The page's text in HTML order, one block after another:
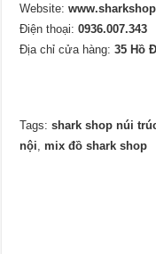
Website:
Điện thoại:0936.007.343
Địa chỉ cửa hàng:35 Hồ
Tags:shark shop núi
nội ,mix đồ shark shop